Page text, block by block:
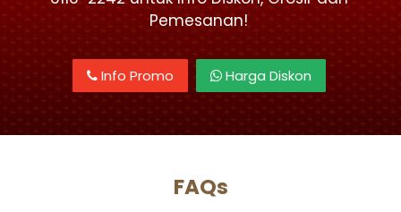
Pemesanan!
Info Promo Harga Diskon
FAQs